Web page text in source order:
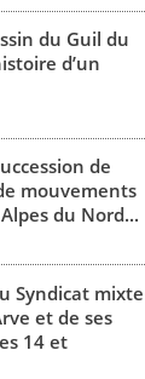
du Guil du
d’un
de
mouvements
du Nord...
Syndicat mixte
et de ses
14 et